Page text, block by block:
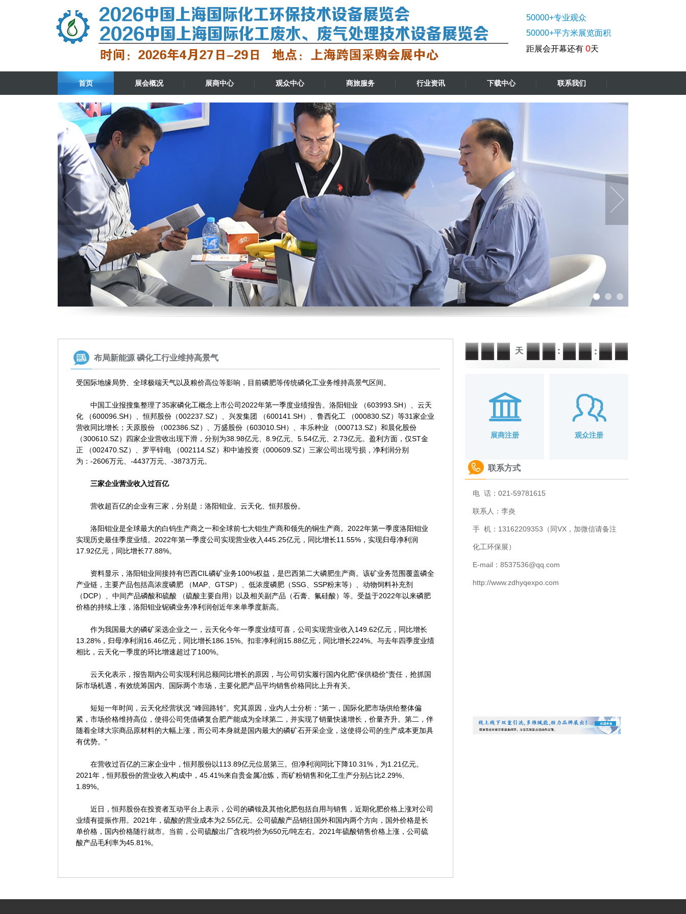
50000+专业观众
50000+平方米展览面积
距展会开幕还有 0天
首页 展会概况 展商中心 观众中心 商旅服务 行业资讯 下载中心 联系我们
布局新能源 磷化工行业维持高景气
受国际地缘局势、全球极端天气以及粮价高位等影响，目前磷肥等传统磷化工业务维持高景气区间。
中国工业报搜集整理了35家磷化工概念上市公司2022年第一季度业绩报告。洛阳钼业 （603993.SH）、云天
化 （600096.SH）、恒邦股份（002237.SZ）、兴发集团 （600141.SH）、鲁西化工 （000830.SZ）等31家企业
营收同比增长；天原股份 （002386.SZ）、万盛股份（603010.SH）、丰乐种业 （000713.SZ）和晨化股份
（300610.SZ）四家企业营收出现下滑，分别为38.98亿元、8.9亿元、5.54亿元、2.73亿元。盈利方面，仅ST金
正 （002470.SZ）、罗平锌电 （002114.SZ）和中迪投资（000609.SZ）三家公司出现亏损，净利润分别
为：-2606万元、-4437万元、-3873万元。
三家企业营业收入过百亿
营收超百亿的企业有三家，分别是：洛阳钼业、云天化、恒邦股份。
洛阳钼业是全球最大的白钨生产商之一和全球前七大钼生产商和领先的铜生产商。2022年第一季度洛阳钼业
实现历史最佳季度业绩。2022年第一季度公司实现营业收入445.25亿元，同比增长11.55%，实现归母净利润
17.92亿元，同比增长77.88%。
资料显示，洛阳钼业间接持有巴西CIL磷矿业务100%权益，是巴西第二大磷肥生产商。该矿业务范围覆盖磷全
产业链，主要产品包括高浓度磷肥 （MAP、GTSP）、低浓度磷肥（SSG、SSP粉末等）、动物饲料补充剂
（DCP）、中间产品磷酸和硫酸 （硫酸主要自用）以及相关副产品（石膏、氟硅酸）等。受益于2022年以来磷肥
价格的持续上涨，洛阳钼业铌磷业务净利润创近年来单季度新高。
作为我国最大的磷矿采选企业之一，云天化今年一季度业绩可喜，公司实现营业收入149.62亿元，同比增长
13.28%，归母净利润16.46亿元，同比增长186.15%。扣非净利润15.88亿元，同比增长224%。与去年四季度业绩
相比，云天化一季度的环比增速超过了100%。
云天化表示，报告期内公司实现利润总额同比增长的原因，与公司切实履行国内化肥“保供稳价”责任，抢抓国
际市场机遇，有效统筹国内、国际两个市场，主要化肥产品平均销售价格同比上升有关。
短短一年时间，云天化经营状况 “峰回路转”。究其原因，业内人士分析：“第一，国际化肥市场供给整体偏
紧，市场价格维持高位，使得公司凭借磷复合肥产能成为全球第二，并实现了销量快速增长，价量齐升。第二，伴
随着全球大宗商品原材料的大幅上涨，而公司本身就是国内最大的磷矿石开采企业，这使得公司的生产成本更加具
有优势。”
在营收过百亿的三家企业中，恒邦股份以113.89亿元位居第三。但净利润同比下降10.31%，为1.21亿元。
2021年，恒邦股份的营业收入构成中，45.41%来自贵金属冶炼，而矿粉销售和化工生产分别占比2.29%、
1.89%。
近日，恒邦股份在投资者互动平台上表示，公司的磷铵及其他化肥包括自用与销售，近期化肥价格上涨对公司
业绩有提振作用。2021年，硫酸的营业成本为2.55亿元。公司硫酸产品销往国外和国内两个方向，国外价格是长
单价格，国内价格随行就市。当前，公司硫酸出厂含税均价为650元/吨左右。2021年硫酸销售价格上涨，公司硫
酸产品毛利率为45.81%。
天
展商注册 观众注册
联系方式
电 话：021-59781615
联系人：李炎
手 机：13162209353（同VX，加微信请备注
化工环保展）
E-mail：8537536@qq.com
http://www.zdhyqexpo.com